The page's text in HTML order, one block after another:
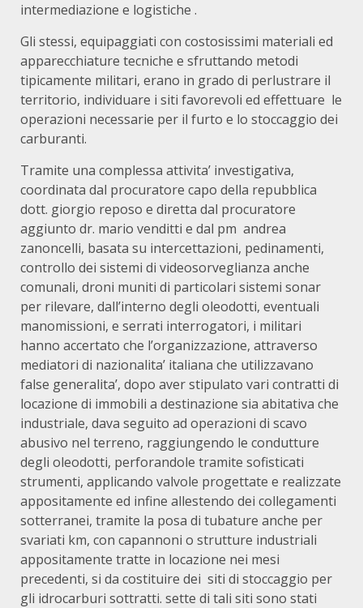
intermediazione e logistiche .
Gli stessi, equipaggiati con costosissimi materiali ed
apparecchiature tecniche e sfruttando metodi
tipicamente militari, erano in grado di perlustrare il
territorio, individuare i siti favorevoli ed effettuare le
operazioni necessarie per il furto e lo stoccaggio dei
carburanti.
Tramite una complessa attivita’ investigativa,
coordinata dal procuratore capo della repubblica
dott. giorgio reposo e diretta dal procuratore
aggiunto dr. mario venditti e dal pm andrea
zanoncelli, basata su intercettazioni, pedinamenti,
controllo dei sistemi di videosorveglianza anche
comunali, droni muniti di particolari sistemi sonar
per rilevare, dall’interno degli oleodotti, eventuali
manomissioni, e serrati interrogatori, i militari
hanno accertato che l’organizzazione, attraverso
mediatori di nazionalita’ italiana che utilizzavano
false generalita’, dopo aver stipulato vari contratti di
locazione di immobili a destinazione sia abitativa che
industriale, dava seguito ad operazioni di scavo
abusivo nel terreno, raggiungendo le condutture
degli oleodotti, perforandole tramite sofisticati
strumenti, applicando valvole progettate e realizzate
appositamente ed infine allestendo dei collegamenti
sotterranei, tramite la posa di tubature anche per
svariati km, con capannoni o strutture industriali
appositamente tratte in locazione nei mesi
precedenti, si da costituire dei siti di stoccaggio per
gli idrocarburi sottratti. sette di tali siti sono stati